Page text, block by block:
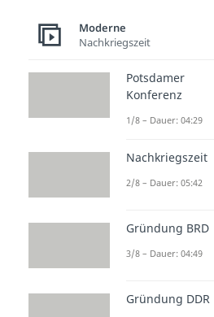
Moderne
Nachkriegszeit
Potsdamer
Konferenz
1/8 – Dauer: 04:29
Nachkriegszeit
2/8 – Dauer: 05:42
Gründung BRD
3/8 – Dauer: 04:49
Gründung DDR